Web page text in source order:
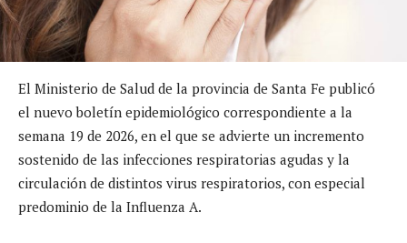
El Ministerio de Salud de la provincia de Santa Fe publicó
el nuevo boletín epidemiológico correspondiente a la
semana 19 de 2026, en el que se advierte un incremento
sostenido de las infecciones respiratorias agudas y la
circulación de distintos virus respiratorios, con especial
predominio de la Influenza A.